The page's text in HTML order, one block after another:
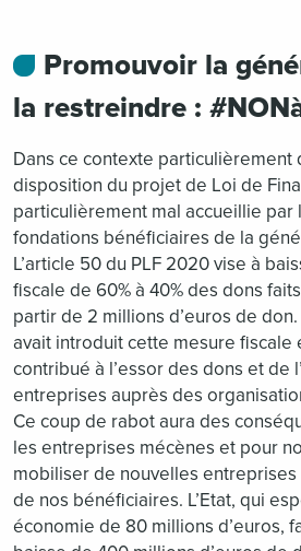
Promouvoir la
la restreindre :
Dans ce contexte particulièrement
disposition du projet de Loi de
particulièrement mal accueillie par
fondations bénéficiaires de la
L’article 50 du PLF 2020 vise à
fiscale de 60% à 40% des dons
partir de 2 millions d’euros de
avait introduit cette mesure fiscale
contribué à l’essor des dons et de
entreprises auprès des
Ce coup de rabot aura des
les entreprises mécènes et pour
mobiliser de nouvelles entreprises
de nos bénéficiaires. L’Etat, qui
économie de 80 millions d’euros,